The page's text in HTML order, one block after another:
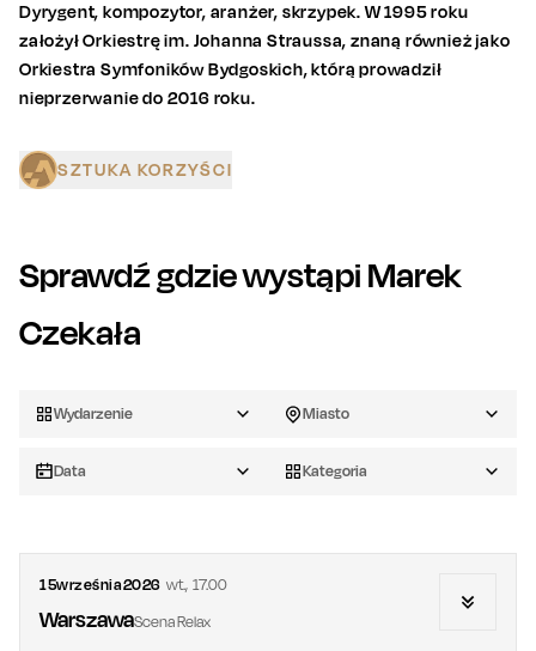
Dyrygent, kompozytor, aranżer, skrzypek. W 1995 roku
założył Orkiestrę im. Johanna Straussa, znaną również jako
Orkiestra Symfoników Bydgoskich, którą prowadził
nieprzerwanie do 2016 roku.
SZTUKA KORZYŚCI
Sprawdź gdzie wystąpi Marek
Czekała
Wydarzenie Miasto
Data Kategoria
15września2026 wt., 17.00
WarszawaScena Relax